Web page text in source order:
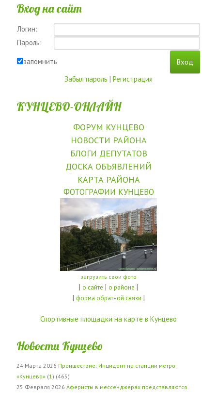
Вход на сайт
Логин:
Пароль:
запомнить
Забыл пароль | Регистрация
КУНЦЕВО-ОНЛАЙН
ФОРУМ КУНЦЕВО
НОВОСТИ РАЙОНА
БЛОГИ ДЕПУТАТОВ
ДОСКА ОБЪЯВЛЕНИЙ
КАРТА РАЙОНА
ФОТОГРАФИИ КУНЦЕВО
загрузить свои фото
| о сайте | о районе |
| форма обратной связи |
Спортивные площадки на карте в Кунцево
Новости Кунцево
24 Марта 2026 Проишествие: Инцидент на станции метро
«Кунцево» (1 ) (465)
25 Февраля 2026 Аферисты в мессенджерах представляются